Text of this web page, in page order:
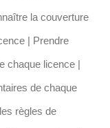
la couverture
| Prendre
chaque licence |
de chaque
règles de